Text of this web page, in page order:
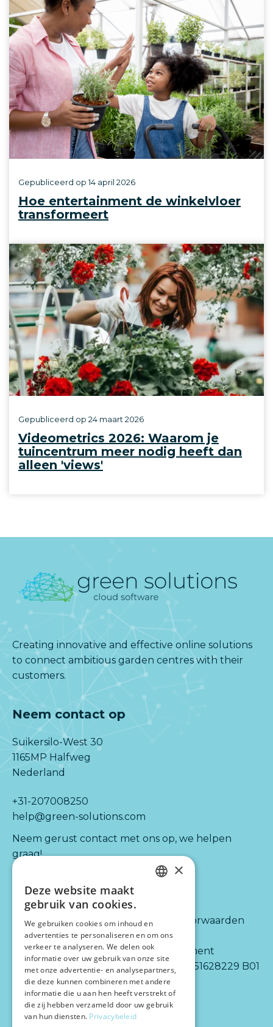
Hoe entertainment de winkelvloer
transformeert
Gepubliceerd op 14 april 2026
Videometrics 2026: Waarom je
tuincentrum meer nodig heeft dan
alleen 'views'
Gepubliceerd op 24 maart 2026
Creating innovative and effective online solutions
to connect ambitious garden centres with their
customers.
Neem contact op
Suikersilo-West 30
1165MP Halfweg
Nederland
+31-207008250
help@green-solutions.com
Neem gerust contact met ons op, we helpen
graag!
Kijk ook naar:
Diensten
Integraties
Partners
Over ons
Informatie
Algemene voorwaarden
Disclaimer
Privacy statement
BTW-nr.: NL 851628229 B01
×
Deze website maakt
gebruik van cookies.
We gebruiken cookies om inhoud en
advertenties te personaliseren en om ons
verkeer te analyseren. We delen ook
informatie over uw gebruik van onze site
met onze advertentie- en analysepartners,
die deze kunnen combineren met andere
informatie die u aan hen heeft verstrekt of
die zij hebben verzameld door uw gebruik
van hun diensten. Privacybeleid